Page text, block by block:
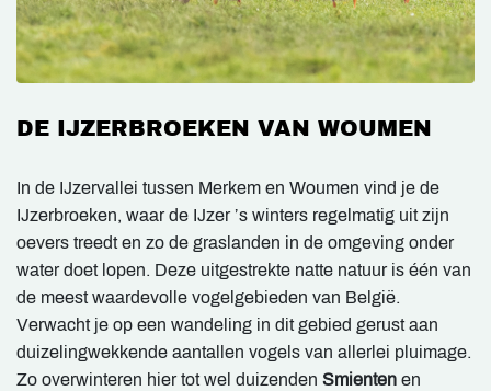
DE IJZERBROEKEN VAN WOUMEN
In de IJzervallei tussen Merkem en Woumen vind je de
IJzerbroeken, waar de IJzer ’s winters regelmatig uit zijn
oevers treedt en zo de graslanden in de omgeving onder
water doet lopen. Deze uitgestrekte natte natuur is één van
de meest waardevolle vogelgebieden van België.
Verwacht je op een wandeling in dit gebied gerust aan
duizelingwekkende aantallen vogels van allerlei pluimage.
Zo overwinteren hier tot wel duizenden Smienten en